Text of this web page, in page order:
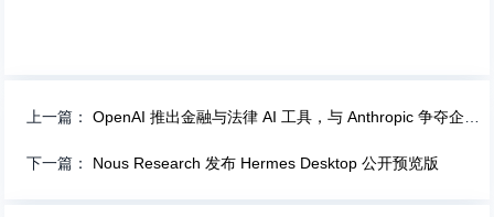
上一篇：OpenAI 推出金融与法律 AI 工具，与 Anthropic 争夺企业客户
下一篇： Nous Research 发布 Hermes Desktop 公开预览版